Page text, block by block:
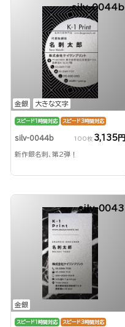
金銀 大きな文字
silv-0044b
スピード1時間対応 スピード3時間対応
silv-0044b 100枚 3,135円
新作銀名刺、第2弾！
金銀
silv-0043
スピード1時間対応 スピード3時間対応